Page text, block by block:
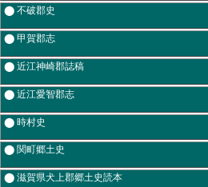
⬤ 不破郡史
⬤ 甲賀郡志
⬤ 近江神崎郡誌稿
⬤ 近江愛智郡志
⬤ 時村史
⬤ 関町郷土史
⬤ 滋賀県犬上郡郷土史読本